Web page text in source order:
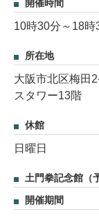
開催時間
10時30分～18時
所在地
大阪市北区梅田
スタワー13階
休館
日曜日
土門拳記念館（
開催期間